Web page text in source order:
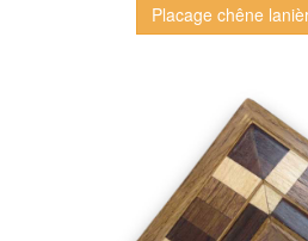
Placage chêne